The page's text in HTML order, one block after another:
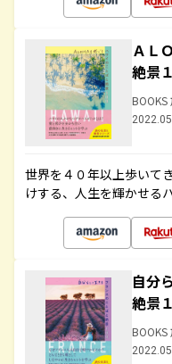
ＡＬ
絶景
BOOKS
世界を４０年以上歩いて
けする、人生を輝かせる
自分
絶景
BOOKS